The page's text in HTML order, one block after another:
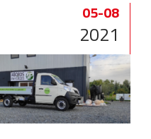
05-08
2021